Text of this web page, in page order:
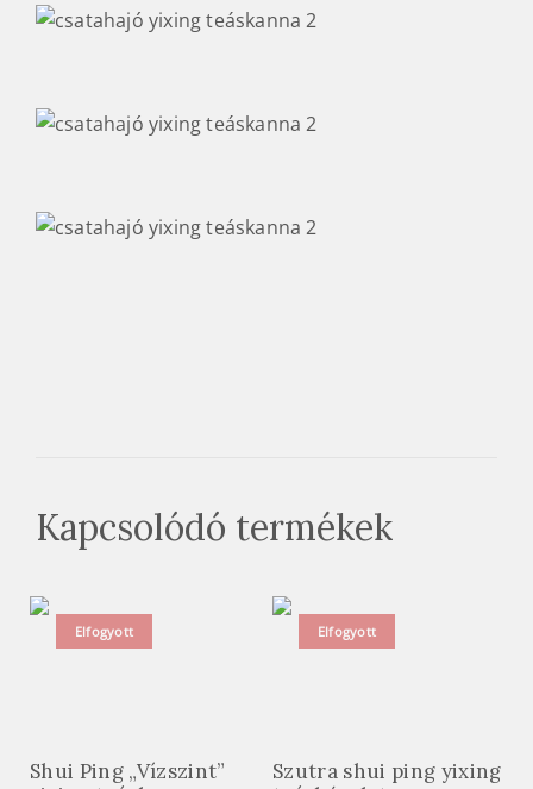
Kapcsolódó termékek
Elfogyott
Shui Ping „Vízszint”
Elfogyott
Szutra shui ping yixing